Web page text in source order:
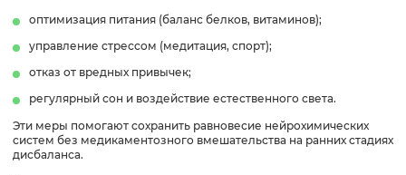
оптимизация питания (баланс белков, витаминов);
управление стрессом (медитация, спорт);
отказ от вредных привычек;
регулярный сон и воздействие естественного света.
Эти меры помогают сохранить равновесие нейрохимических
систем без медикаментозного вмешательства на ранних стадиях
дисбаланса.